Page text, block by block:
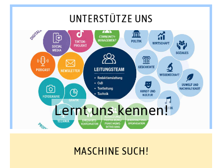
UNTERSTÜTZE UNS
Lernt uns kennen!
MASCHINE SUCH!